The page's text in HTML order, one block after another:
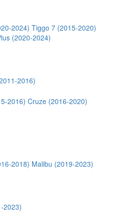
2024) Tiggo 7 (2015-2020)
(2020-2024)
2016)
2016) Cruze (2016-2020)
2018) Malibu (2019-2023)
2023)